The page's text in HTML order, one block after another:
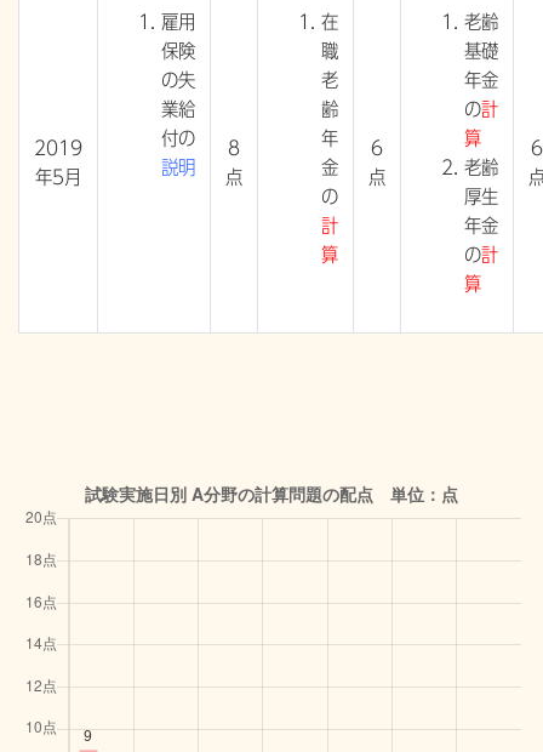
2019
年5月
雇用
保険
の失
業給
付の
説明
8
点
在
職
老
齢
年
金
の
計
算
6
点
老齢
基礎
年金
の計
算
老齢
厚生
年金
の計
算
6